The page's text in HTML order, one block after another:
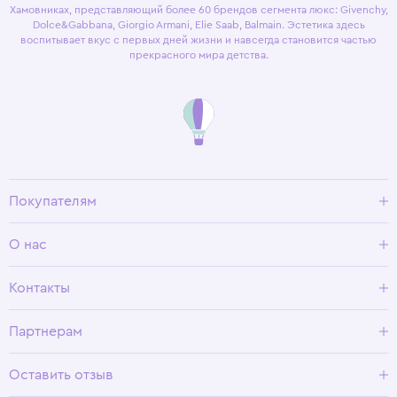
Хамовниках, представляющий более 60 брендов сегмента люкс: Givenchy,
Dolce&Gabbana, Giorgio Armani, Elie Saab, Balmain. Эстетика здесь
воспитывает вкус с первых дней жизни и навсегда становится частью
прекрасного мира детства.
Покупателям
Условия возврата
О нас
Программа лояльности
Контакты
Партнерам
Оставить отзыв